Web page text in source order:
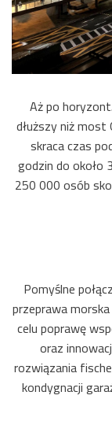
Aż po
dłuższy niż most
skraca czas
godzin do około
250 000 osób
Pomyślne
przeprawa
celu poprawę
oraz
rozwiązania
kondygnacji